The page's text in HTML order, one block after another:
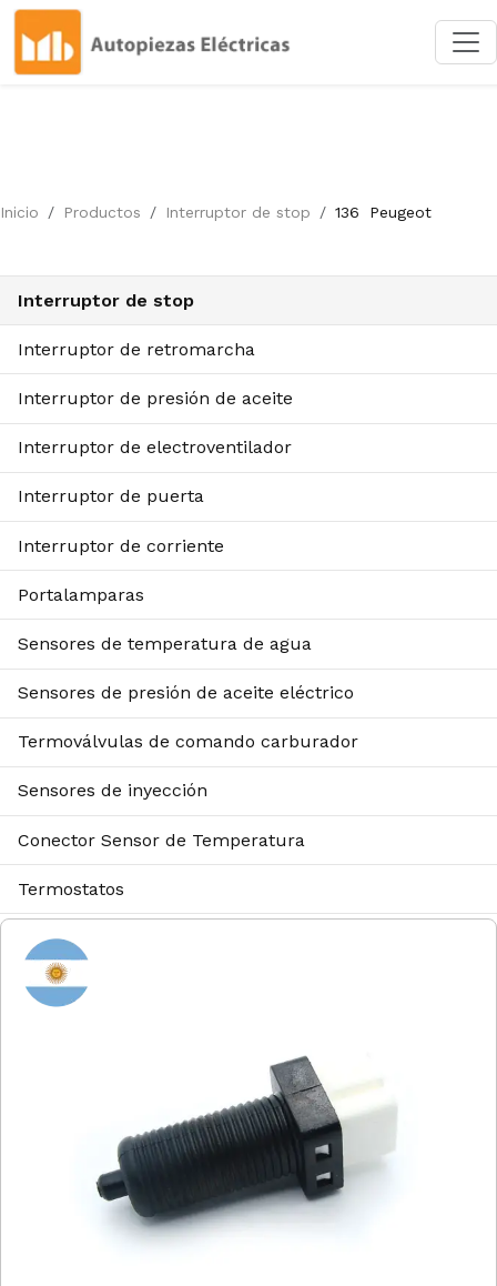
Inicio Productos Interruptor de stop 136 Peugeot
Interruptor de stop
Interruptor de retromarcha
Interruptor de presión de aceite
Interruptor de electroventilador
Interruptor de puerta
Interruptor de corriente
Portalamparas
Sensores de temperatura de agua
Sensores de presión de aceite eléctrico
Termoválvulas de comando carburador
Sensores de inyección
Conector Sensor de Temperatura
Termostatos